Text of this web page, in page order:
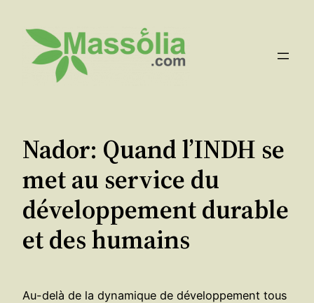
contenu
Nador: Quand l’INDH se
met au service du
développement durable
et des humains
Au-delà de la dynamique de développement tous